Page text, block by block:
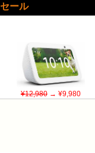
ール
¥12,980→ ¥9,980